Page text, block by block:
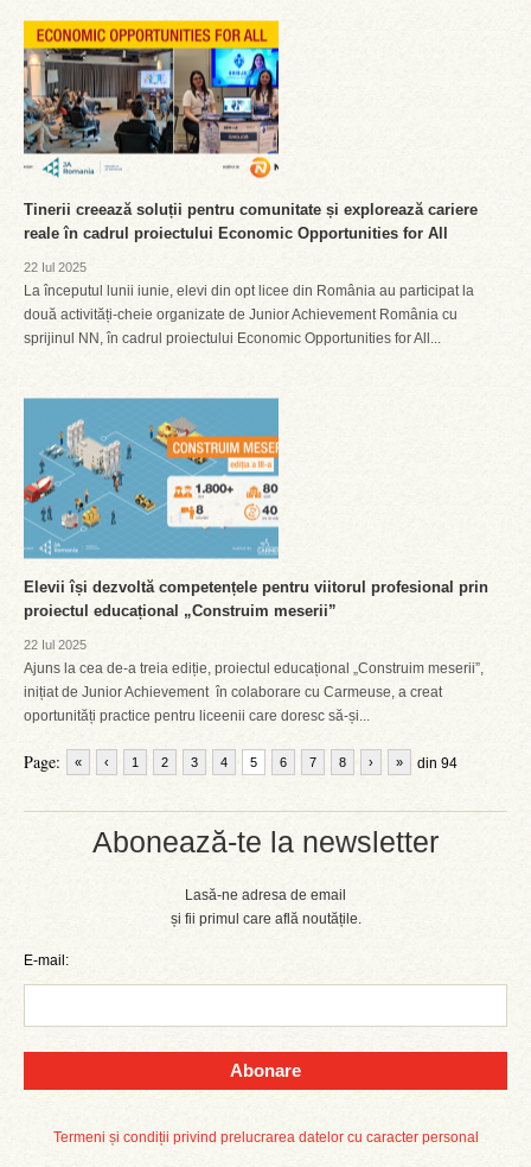
Abonează-te la newsletter
Lasă-ne adresa de email
și fii primul care află noutățile.
E-mail:
Abonare
Termeni și condiții privind prelucrarea datelor cu caracter personal
Tinerii creează soluții pentru comunitate și explorează cariere
reale în cadrul proiectului Economic Opportunities for All
22 Iul 2025
La începutul lunii iunie, elevi din opt licee din România au participat la
două activități-cheie organizate de Junior Achievement România cu
sprijinul NN, în cadrul proiectului Economic Opportunities for All...
Elevii își dezvoltă competențele pentru viitorul profesional prin
proiectul educațional „Construim meserii”
22 Iul 2025
Ajuns la cea de-a treia ediție, proiectul educațional „Construim meserii”,
inițiat de Junior Achievement în colaborare cu Carmeuse, a creat
oportunități practice pentru liceenii care doresc să-și...
Page: « ‹ 1 2 3 4 5 6 7 8 din 94
› »